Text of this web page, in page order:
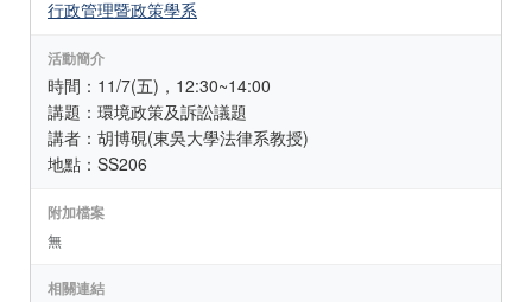
行政管理暨政策學系
活動簡介
時間：11/7(五)，12:30~14:00
講題：環境政策及訴訟議題
講者：胡博硯(東吳大學法律系教授)
地點：SS206
附加檔案
無
相關連結